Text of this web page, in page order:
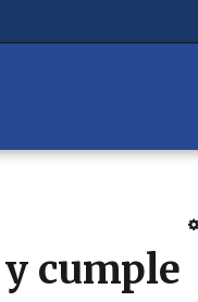
cumple